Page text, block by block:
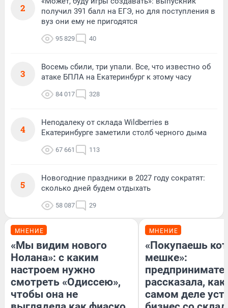
2
получил 391 балл на ЕГЭ, но для поступления в
вуз они ему не пригодятся
95 829 40
3
Восемь сбили, три упали. Все, что известно об
атаке БПЛА на Екатеринбург к этому часу
84 017 328
4
Неподалеку от склада Wildberries в
Екатеринбурге заметили столб черного дыма
67 661 113
5
Новогодние праздники в 2027 году сократят:
сколько дней будем отдыхать
58 087 29
МНЕНИЕ
«Мы видим нового
Нолана»: с каким
настроем нужно
смотреть «Одиссею»,
чтобы она не
МНЕНИЕ
«Покупаешь
мешке»:
рассказала, как
самом деле